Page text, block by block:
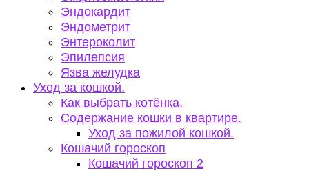
Эндокардит
Эндометрит
Энтероколит
Эпилепсия
Язва желудка
Уход за кошкой.
Как выбрать котёнка.
Содержание кошки в квартире.
Уход за пожилой кошкой.
Кошачий гороскоп
Кошачий гороскоп 2